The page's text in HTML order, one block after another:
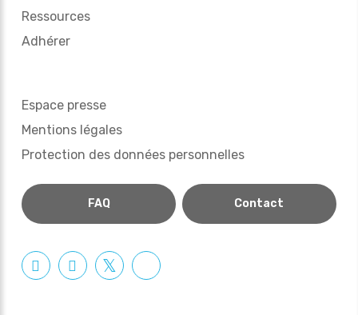
Ressources
Adhérer
Espace presse
Mentions légales
Protection des données personnelles
FAQ Contact